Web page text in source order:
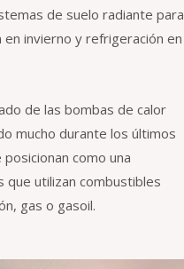
de suelo radiante para
invierno y refrigeración en
de las bombas de calor
mucho durante los últimos
como una
que utilizan combustibles
gas o gasoil.